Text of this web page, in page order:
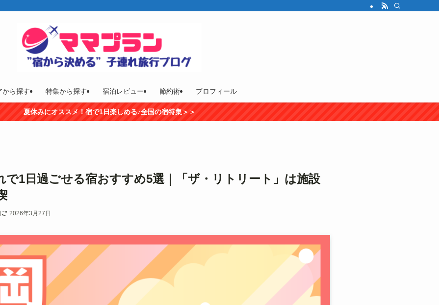
から探す 特集から探す 宿泊レビュー 節約術 プロフィール
夏休みにオススメ！宿で1日楽しめる♪全国の宿特集＞＞
で1日過ごせる宿おすすめ5選｜「ザ・リトリート」は施設
2026年3月27日